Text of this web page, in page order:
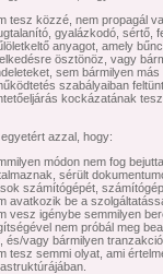
tesz közzé, nem propagál
gyalázkodó, sértő,
anyagot, amely
ösztönöz, vagy
sem bármilyen
szabályaiban
kockázatának
azzal, hogy:
módon nem fog
sérült
számítógépét,
avatkozik be a
vesz igénybe semmilyen
nem próbál meg
és/vagy bármilyen
tesz semmi olyat, ami